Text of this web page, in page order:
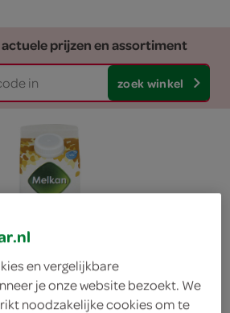
prijzen en assortiment
zoek winkel
en vergelijkbare
je onze website bezoekt. We
noodzakelijke cookies om te